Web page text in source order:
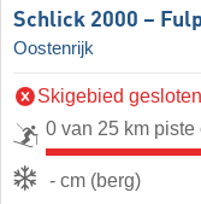
Schlick 2000 –
Oostenrijk
Skigebied gesloten
0 van 25 km piste
- cm (berg)